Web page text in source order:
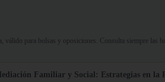
válido para bolsas y oposiciones. Consulta siempre las
Familiar y Social: Estrategias en la